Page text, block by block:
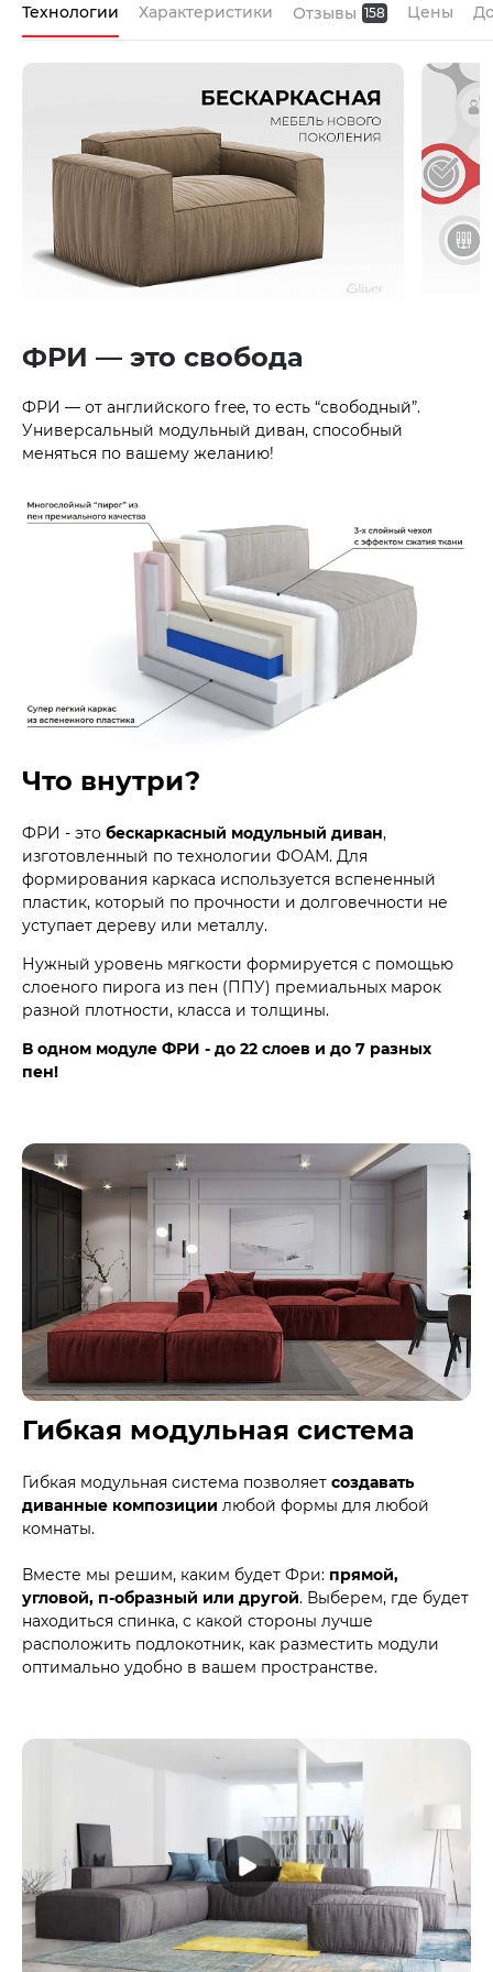
Технологии Характеристики Отзывы 158 Цены
ФРИ — это свобода
ФРИ — от английского free, то есть “свободный”.
Универсальный модульный диван, способный
меняться по вашему желанию!
Что внутри?
ФРИ - это бескаркасный модульный диван,
изготовленный по технологии ФОАМ. Для
формирования каркаса используется вспененный
пластик, который по прочности и долговечности не
уступает дереву или металлу.
Нужный уровень мягкости формируется с помощью
слоеного пирога из пен (ППУ) премиальных марок
разной плотности, класса и толщины.
В одном модуле ФРИ - до 22 слоев и до 7 разных
пен!
Гибкая модульная система
Гибкая модульная система позволяет создавать
диванные композиции любой формы для любой
комнаты.
Вместе мы решим, каким будет Фри: прямой,
угловой, п-образный или другой. Выберем, где будет
находиться спинка, с какой стороны лучше
расположить подлокотник, как разместить модули
оптимально удобно в вашем пространстве.